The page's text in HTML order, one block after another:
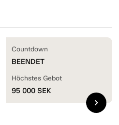
Countdown
BEENDET
Höchstes Gebot
95 000 SEK
chevron_right